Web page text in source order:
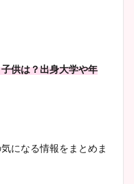
供は？出身大学や年
になる情報をまとめま